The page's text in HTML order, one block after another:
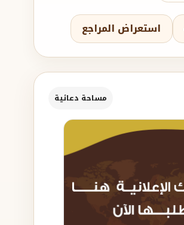
استعراض المراجع
مساحة دعائية